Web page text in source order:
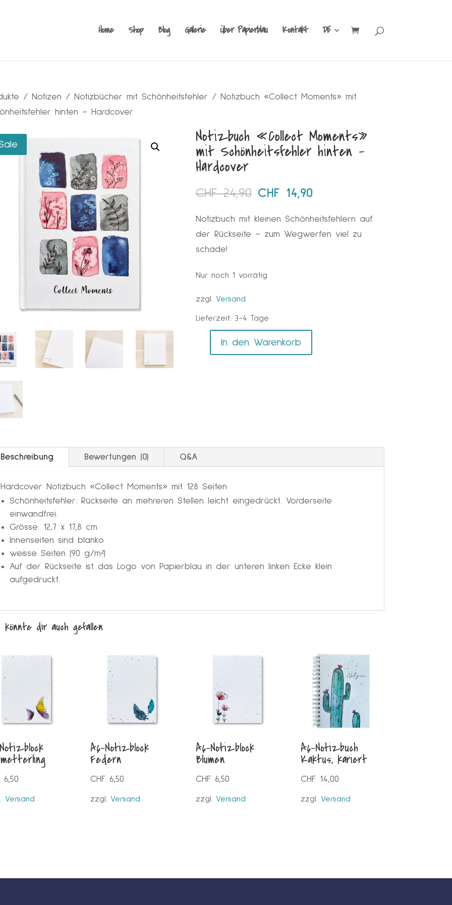
Home Shop Blog Galerie Über Papierblau Kontakt DE
/ Notizen / Notizbücher mit Schönheitsfehler / Notizbuch «Collect Moments» mit
hinten – Hardcover
Notizbuch «Collect Moments»
mit Schönheitsfehler hinten –
Hardcover
CHF24,90 Ursprünglicher
war:
CHF 24,90
CHF 14,90Aktueller
ist:
CHF 14,90.
Notizbuch mit kleinen Schönheitsfehlern auf
der Rückseite – zum Wegwerfen viel zu
schade!
Nur noch 1 vorrätig
zzgl. Versand
Lieferzeit: 3-4 Tage
Hardcover
In den Warenkorb
l
:
Beschreibung Bewertungen (0) Q&A
Hardcover Notizbuch «Collect Moments» mit 128 Seiten
Schönheitsfehler: Rückseite an mehreren Stellen leicht eingedrückt. Vorderseite
einwandfrei.
Grösse: 12,7 x 17,8 cm
Innenseiten sind blanko
weisse Seiten (90 g/m²)
Auf der Rückseite ist das Logo von Papierblau in der unteren linken Ecke klein
aufgedruckt.
könnte dir auch gefallen
6,50
Versand
A6-Notizblock
Federn
CHF6,50
zzgl. Versand
A6-Notizblock
Blumen
CHF6,50
zzgl. Versand
A6-Notizbuch
Kaktus, kariert
CHF 14,00
zzgl.Versand